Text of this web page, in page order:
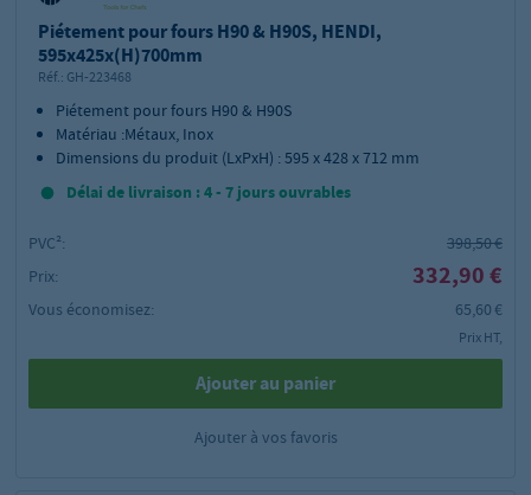
Piétement pour fours H90 & H90S, HENDI,
595x425x(H)700mm
Réf.: GH-223468
Piétement pour fours H90 & H90S
Matériau :Métaux, Inox
Dimensions du produit (LxPxH) : 595 x 428 x 712 mm
Délai de livraison : 4 - 7 jours ouvrables
PVC²:
398,50 €
Prix:
332,90 €
Vous économisez: 65,60 €
Prix HT,
Ajouter au panier
Ajouter à vos favoris